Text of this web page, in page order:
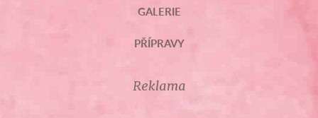
GALERIE
PŘÍPRAVY
Reklama